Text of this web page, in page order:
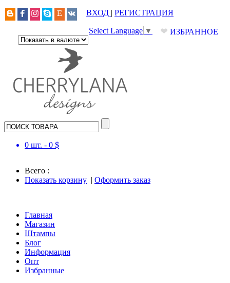
ВХОД | РЕГИСТРАЦИЯ
❤ ИЗБРАННОЕ
Select Language ▼
0 шт. - 0 $
Всего :
Показать корзину | Оформить заказ
Главная
Магазин
Штампы
Блог
Информация
Опт
Избранные